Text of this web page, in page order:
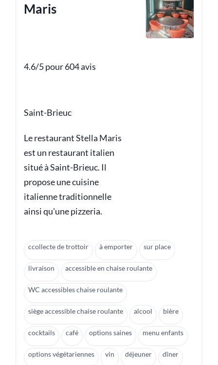
Maris
4.6/5 pour 604 avis
Saint-Brieuc
Le restaurant Stella Maris
est un restaurant italien
situé à Saint-Brieuc. Il
propose une cuisine
italienne traditionnelle
ainsi qu'une pizzeria.
ccollecte de trottoir à emporter sur place
livraison accessible en chaise roulante
WC accessibles chaise roulante
siège accessible chaise roulante alcool bière
cocktails café options saines menu enfants
options végétariennes vin déjeuner dîner